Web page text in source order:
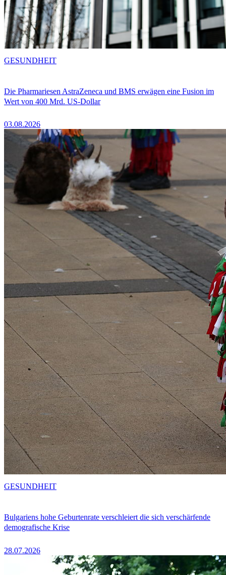
Die Pharmariesen AstraZeneca und BMS erwägen eine Fusion im
Wert von 400 Mrd. US-Dollar
03.08.2026
GESUNDHEIT
Bulgariens hohe Geburtenrate verschleiert die sich verschärfende
demografische Krise
28.07.2026
GESUNDHEIT